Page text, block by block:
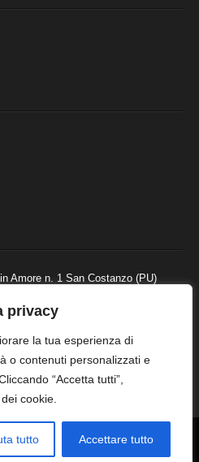
privacy
la tua esperienza di
o contenuti personalizzati e
“Accetta tutti”,
cookie.
tutto Accettare tutto
Amore n. 1 San Costanzo (PU)
Divin Amore
Grafi-Kart